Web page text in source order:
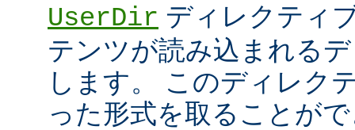
UserDir ディレクティ
テンツが読み込まれる
します。 このディレク
った形式を取ることが